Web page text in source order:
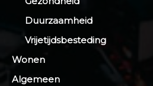
Duurzaamheid
Vrijetijdsbesteding
Wonen
Algemeen